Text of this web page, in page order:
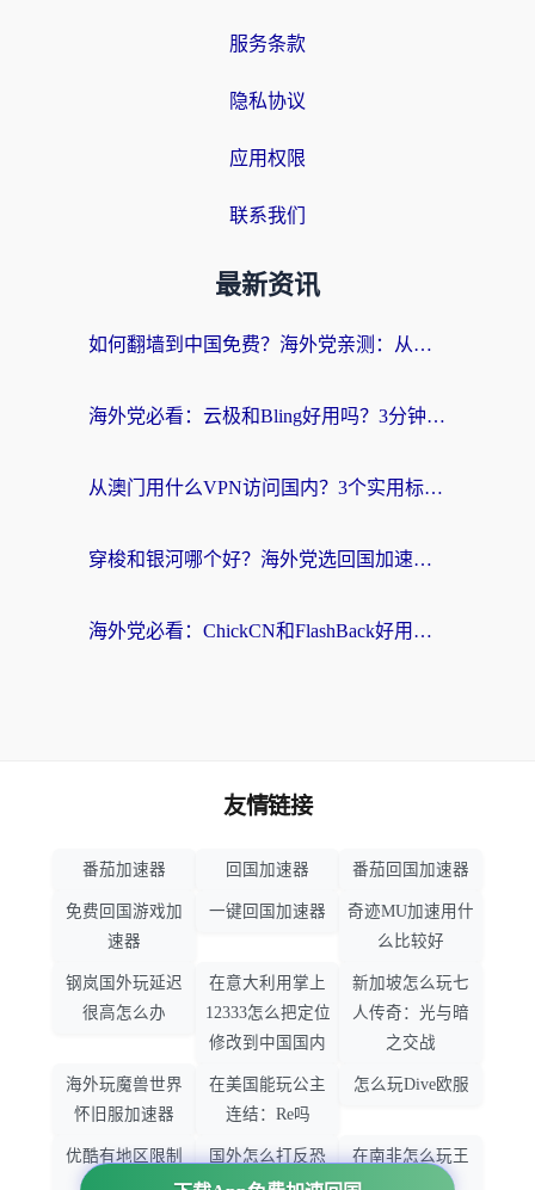
服务条款
隐私协议
应用权限
联系我们
最新资讯
如何翻墙到中国免费？海外党亲测：从踩坑到选对加速器的全攻略
海外党必看：云极和Bling好用吗？3分钟教你选对回国加速器
从澳门用什么VPN访问国内？3个实用标准帮你避开坑，无缝刷剧听歌
穿梭和银河哪个好？海外党选回国加速器的避坑指南，附番茄加速器实测体验
海外党必看：ChickCN和FlashBack好用吗？3招教你选对回国加速器（附云极、HomeCN、斧牛vs艾果对比）
友情链接
番茄加速器 回国加速器 番茄回国加速器
免费回国游戏加
速器
一键回国加速器
奇迹MU加速用什
么比较好
钢岚国外玩延迟
很高怎么办
在意大利用掌上
12333怎么把定位
修改到中国国内
新加坡怎么玩七
人传奇：光与暗
之交战
海外玩魔兽世界
怀旧服加速器
在美国能玩公主
连结：Re吗
怎么玩Dive欧服
优酷有地区限制
国外怎么打反恐
精英：全球攻势
在南非怎么玩王